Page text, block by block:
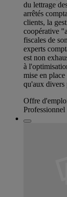
du lettrage
arrêtés
clients, la
coopérative
fiscales de
experts
est non
à
mise en
qu'aux divers
Offre
Professionnel